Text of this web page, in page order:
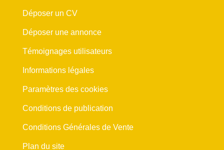
Déposer un CV
Déposer une annonce
Témoignages utilisateurs
Informations légales
Paramètres des cookies
Conditions de publication
Conditions Générales de Vente
Plan du site